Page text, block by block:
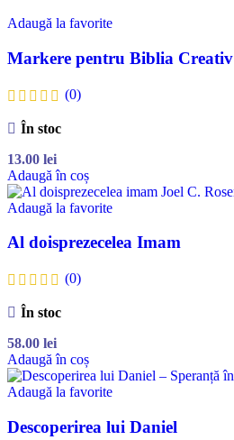
Adaugă la favorite
Markere pentru Biblia Creativ
(0)
În stoc
13.00 lei
Adaugă în coș
Adaugă la favorite
Al doisprezecelea Imam
(0)
În stoc
58.00 lei
Adaugă în coș
Adaugă la favorite
Descoperirea lui Daniel